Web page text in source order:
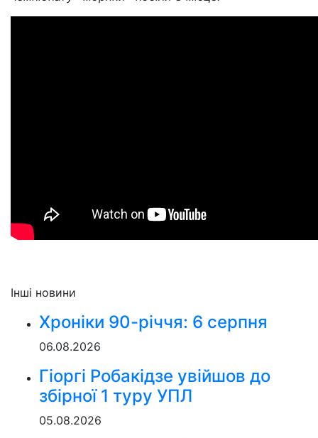
Інші новини
Хроніки 90-річчя: 6 серпня
06.08.2026
Гіоргі Робакідзе увійшов до
збірної 1 туру УПЛ
05.08.2026